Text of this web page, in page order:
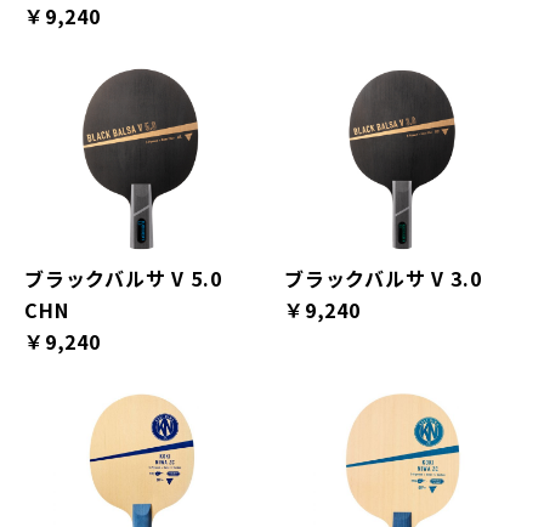
￥9,240
ブラックバルサ V 5.0
CHN
￥9,240
ブラックバルサ V 3.0
￥9,240